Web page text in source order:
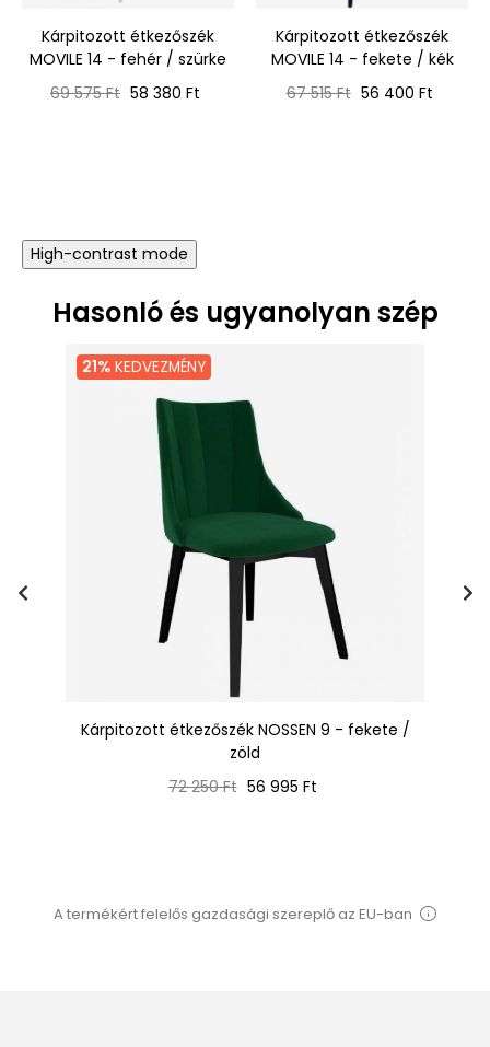
Kárpitozott étkezőszék
MOVILE 14 - fehér / szürke
Normál
69 575 Ft Ár
58 380 Ft
Kárpitozott étkezőszék
MOVILE 14 - fekete / kék
Normál
67 515 Ft Ár
56 400 Ft
High-contrast mode
Hasonló és ugyanolyan szép
21% KEDVEZMÉNY
Kárpitozott étkezőszék NOSSEN 9 - fekete /
zöld
Normál
72 250 Ft Ár
56 995 Ft
A termékért felelős gazdasági szereplő az EU-ban